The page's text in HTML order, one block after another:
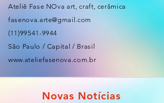
Ateliê Fase NOva art, craft, cerâmica
fasenova.arte@gmail.com
(11)99541-9944
São Paulo / Capital / Brasil
www.ateliefasenova.com.br
Novas Notícias